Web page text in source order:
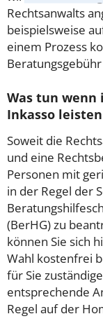
Rechtsanwalts
beispielsweise
einem Prozess
Was tun
Inkasso
Soweit die
und eine
Personen mit
in der Regel der
(BerHG) zu
können Sie sich
Wahl kostenfrei
für Sie
entsprechende
Regel auf der